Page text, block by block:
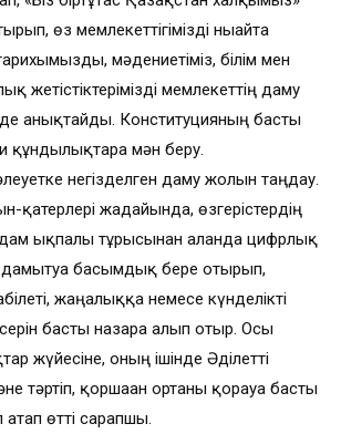
өз мемлекеттігімізді нығайта
мәдениетіміз, білім мен
жетістіктерімізді мемлекеттің даму
анықтайды. Конституцияның басты
құндылықтарға мән беру.
негізделген даму жолын таңдау.
жағдайында, өзгерістердің
ықпалы тұрғысынан алғанда цифрлық
басымдық бере отырып,
жаңалыққа немесе күнделікті
басты назарға алып отыр. Осы
жүйесіне, оның ішінде Әділетті
тәртіп, қоршаған ортаны қорғауға басты
атап өтті сарапшы.